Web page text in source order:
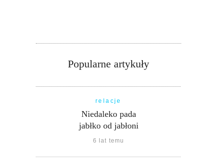
Popularne artykuły
relacje
Niedaleko pada
jabłko od jabłoni
6 lat temu